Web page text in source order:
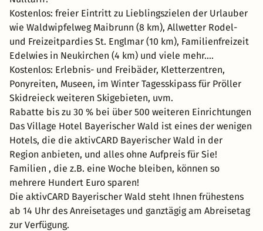
Kostenlos: freier Eintritt zu Lieblingszielen der Urlauber
wie Waldwipfelweg Maibrunn (8 km), Allwetter Rodel-
und Freizeitpardies St. Englmar (10 km), Familienfreizeit
Edelwies in Neukirchen (4 km) und viele mehr....
Kostenlos: Erlebnis- und Freibäder, Kletterzentren,
Ponyreiten, Museen, im Winter Tagesskipass für Pröller
Skidreieck weiteren Skigebieten, uvm.
Rabatte bis zu 30 % bei über 500 weiteren Einrichtungen
Das Village Hotel Bayerischer Wald ist eines der wenigen
Hotels, die die aktivCARD Bayerischer Wald in der
Region anbieten, und alles ohne Aufpreis für Sie!
Familien , die z.B. eine Woche bleiben, können so
mehrere Hundert Euro sparen!
Die aktivCARD Bayerischer Wald steht Ihnen frühestens
ab 14 Uhr des Anreisetages und ganztägig am Abreisetag
zur Verfügung.